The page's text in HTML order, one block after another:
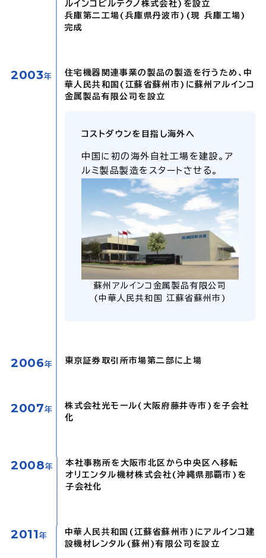
ルインコビルテクノ株式会社)を設立
兵庫第二工場(兵庫県丹波市)(現 兵庫工場)
完成
2003年
住宅機器関連事業の製品の製造を行うため、中
華人民共和国(江蘇省蘇州市)に蘇州アルインコ
金属製品有限公司を設立
コストダウンを目指し海外へ
中国に初の海外自社工場を建設。ア
ルミ製品製造をスタートさせる。
蘇州アルインコ金属製品有限公司
(中華人民共和国 江蘇省蘇州市)
2006年 東京証券取引所市場第二部に上場
2007年
株式会社光モール(大阪府藤井寺市)を子会社
化
2008年
本社事務所を大阪市北区から中央区へ移転
オリエンタル機材株式会社(沖縄県那覇市)を
子会社化
2011年
中華人民共和国(江蘇省蘇州市)にアルインコ建
設機材レンタル(蘇州)有限公司を設立